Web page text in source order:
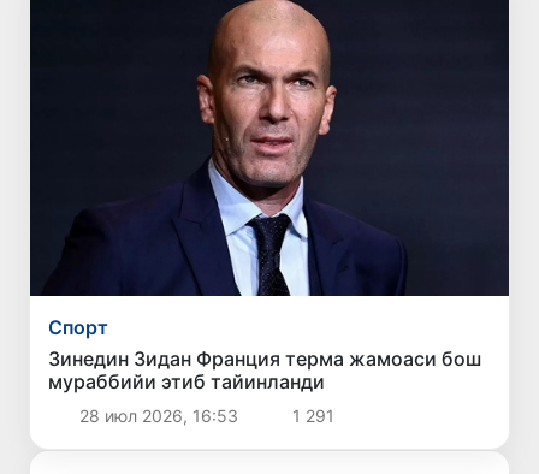
Спорт
Зинедин Зидан Франция терма жамоаси бош
мураббийи этиб тайинланди
28 июл 2026, 16:53 1 291